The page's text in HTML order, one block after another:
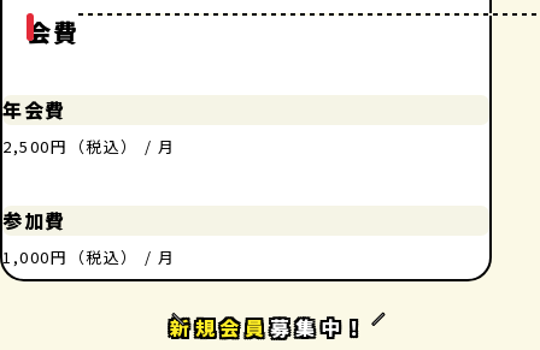
会費
年会費
2,500円（税込） / 月
参加費
1,000円（税込） / 月
新規会員募集中！